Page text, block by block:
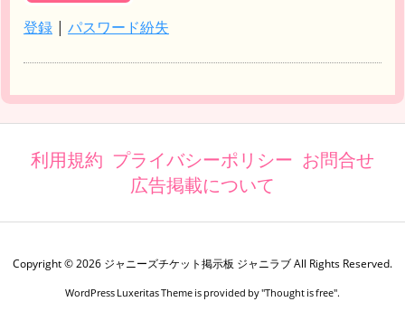
登録 | パスワード紛失
利用規約 プライバシーポリシー お問合せ
広告掲載について
Copyright ©2026 ジャニーズチケット掲示板 ジャニラブAll Rights Reserved.
WordPress Luxeritas Theme is provided by "Thought is free".